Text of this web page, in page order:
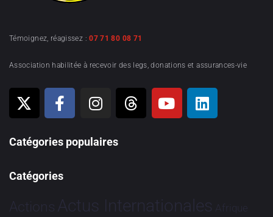
Témoignez, réagissez :07 71 80 08 71
Association habilitée à recevoir des legs, donations et assurances-vie
Catégories populaires
Catégories
Actions Actus Internationales Afrique